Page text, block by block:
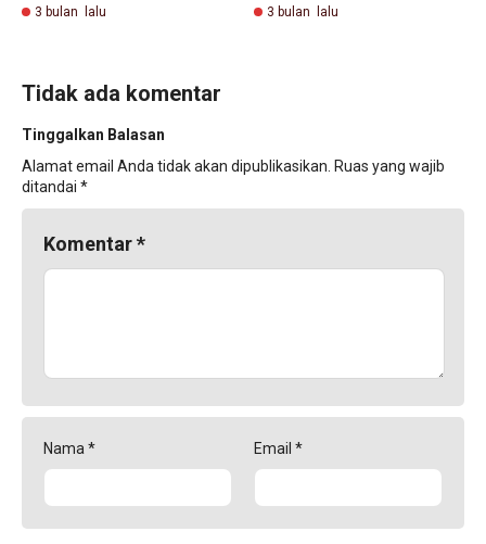
3 bulan lalu 3 bulan lalu
Tidak ada komentar
Tinggalkan Balasan
Alamat email Anda tidak akan dipublikasikan. Ruas yang wajib
ditandai *
Komentar*
Nama * Email *